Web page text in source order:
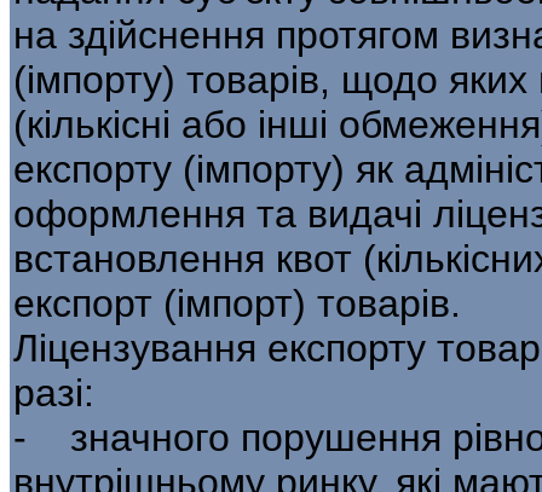
на здійснення про­тягом
(імпорту) товарів, щодо
(кількісні або інші
експорту (імпорту) як
оформлення та видачі
встановлення квот
експорт (імпорт) товарів.
Ліцензування експорту
разі:
- значного порушення
внутріш­ньому ринку, які